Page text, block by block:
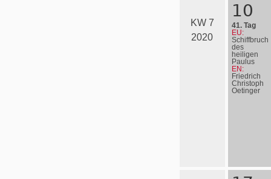
KW 7
2020
10
41. Tag
EU:
Schiffbruch
des
heiligen
Paulus
EN:
Friedrich
Christoph
Oetinger